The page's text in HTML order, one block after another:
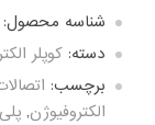
عدد
شناسه محصول:
دسته: کوپلر
برچسب:
الکتروفیوژن,